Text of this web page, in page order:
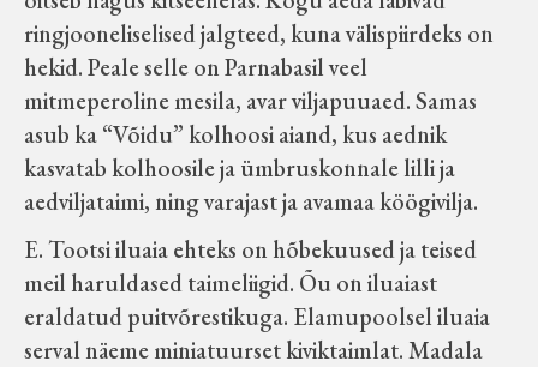
ringjooneliselised jalgteed, kuna välispiirdeks on
hekid. Peale selle on Parnabasil veel
mitmeperoline mesila, avar viljapuuaed. Samas
asub ka “Võidu” kolhoosi aiand, kus aednik
kasvatab kolhoosile ja ümbruskonnale lilli ja
aedviljataimi, ning varajast ja avamaa köögivilja.
E. Tootsi iluaia ehteks on hõbekuused ja teised
meil haruldased taimeliigid. Õu on iluaiast
eraldatud puitvõrestikuga. Elamupoolsel iluaia
serval näeme miniatuurset kiviktaimlat. Madala